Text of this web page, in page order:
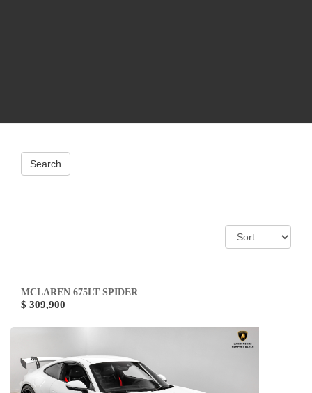
Search
MCLAREN 675LT SPIDER
$ 309,900